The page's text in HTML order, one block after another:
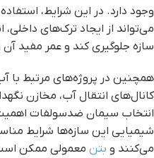
وجود دارد. در این شرایط،
می‌تواند از ایجاد ترک‌های
سازه جلوگیری کند و عمر مفید
همچنین در پروژه‌های مرتبط با
کانال‌های انتقال آب، مخازن
انتخاب سیمان ضدسولفات
شیمیایی این سازه‌ها شرایط
می‌کنند و بتن معمولی ممکن